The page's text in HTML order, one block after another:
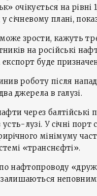
очікується на
січневому плані,
зрости, кажуть
на російські
буде
роботу після
джерела в галузі.
через
лузі. У січні
мінімуму
«транснєфті».
нафтопроводу
залишаються